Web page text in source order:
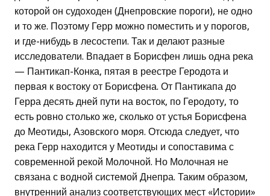
которой он судоходен (Днепровские пороги), не одно
и то же. Поэтому Герр можно поместить и у порогов,
и где-нибудь в лесостепи. Так и делают разные
исследователи. Впадает в Борисфен лишь одна река
— Пантикап-Конка, пятая в реестре Геродота и
первая к востоку от Борисфена. От Пантикапа до
Герра десять дней пути на восток, по Геродоту, то
есть ровно столько же, сколько от устья Борисфена
до Меотиды, Азовского моря. Отсюда следует, что
река Герр находится у Меотиды и сопоставима с
современной рекой Молочной. Но Молочная не
связана с водной системой Днепра. Таким образом,
внутренний анализ соответствующих мест «Истории»